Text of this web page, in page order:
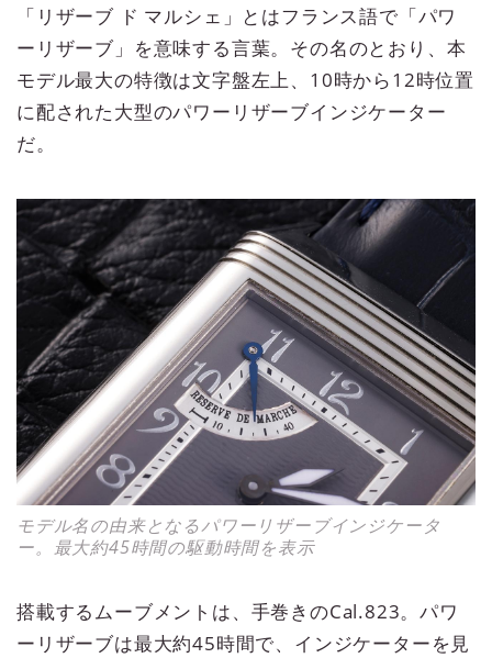
「リザーブ ド マルシェ」とはフランス語で「パワ
ーリザーブ」を意味する言葉。その名のとおり、本
モデル最大の特徴は文字盤左上、10時から12時位置
に配された大型のパワーリザーブインジケーター
だ。
モデル名の由来となるパワーリザーブインジケータ
ー。最大約45時間の駆動時間を表示
搭載するムーブメントは、手巻きのCal.823。パワ
ーリザーブは最大約45時間で、インジケーターを見